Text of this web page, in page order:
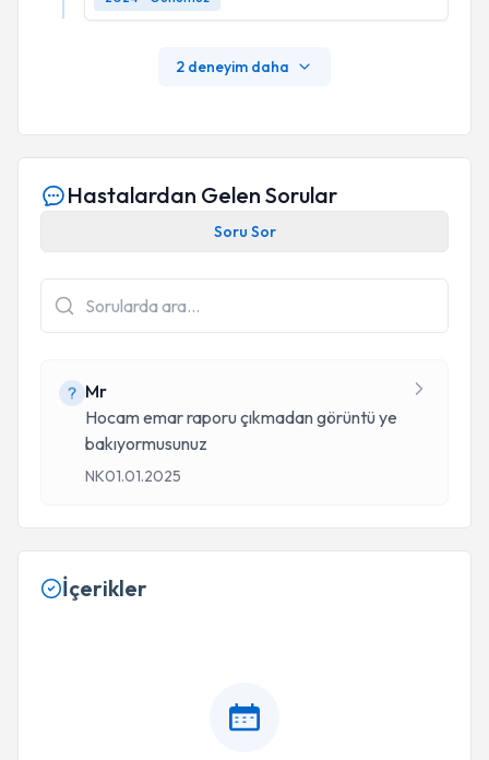
2 deneyim daha
Hastalardan Gelen Sorular
Soru Sor
Mr
Hocam emar raporu çıkmadan görüntü ye
bakıyormusunuz
NK01.01.2025
İçerikler